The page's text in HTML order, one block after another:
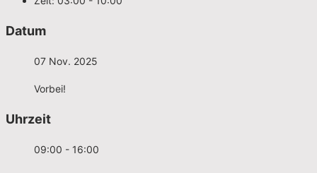
Datum
07 Nov. 2025
Vorbei!
Uhrzeit
09:00 - 16:00